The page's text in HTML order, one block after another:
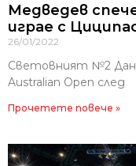
Медведев
играе с
26/01/2022
Световният №2
Australian Open след
Прочетете повече »